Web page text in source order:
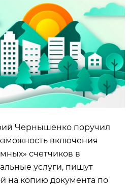
Чернышенко поручил
включения
счетчиков в
услуги, пишут
на копию документа по